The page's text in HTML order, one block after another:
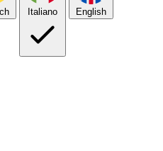
Italiano English